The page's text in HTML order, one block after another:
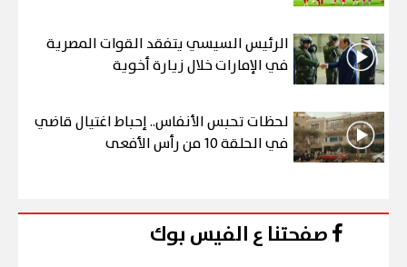
الرئيس السيسي يتفقد القوات المصرية
في الإمارات خلال زيارة أخوية
لحظات تحبس الأنفاس.. إحباط اغتيال قاضي
في الحلقة 10 من رأس الأفعى
صفحتنا ع الفيس بوك